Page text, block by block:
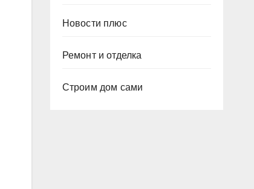
Новости плюс
Ремонт и отделка
Строим дом сами